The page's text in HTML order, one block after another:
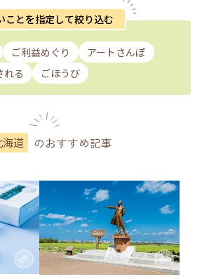
ことを指定して絞り込む
ご利益めぐり
アートさんぽ
れる ごほうび
海道 のおすすめ記事